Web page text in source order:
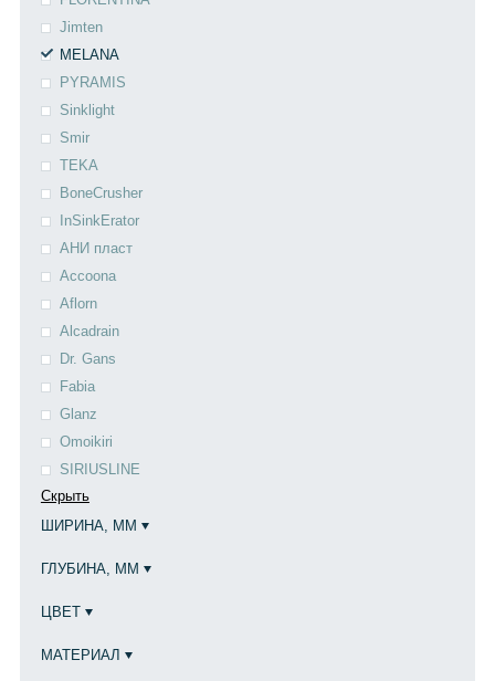
Jimten
MELANA
PYRAMIS
Sinklight
Smir
TEKA
BoneCrusher
InSinkErator
АНИ пласт
Accoona
Aflorn
Alcadrain
Dr. Gans
Fabia
Glanz
Omoikiri
SIRIUSLINE
Скрыть
ШИРИНА, ММ
ГЛУБИНА, ММ
ЦВЕТ
МАТЕРИАЛ